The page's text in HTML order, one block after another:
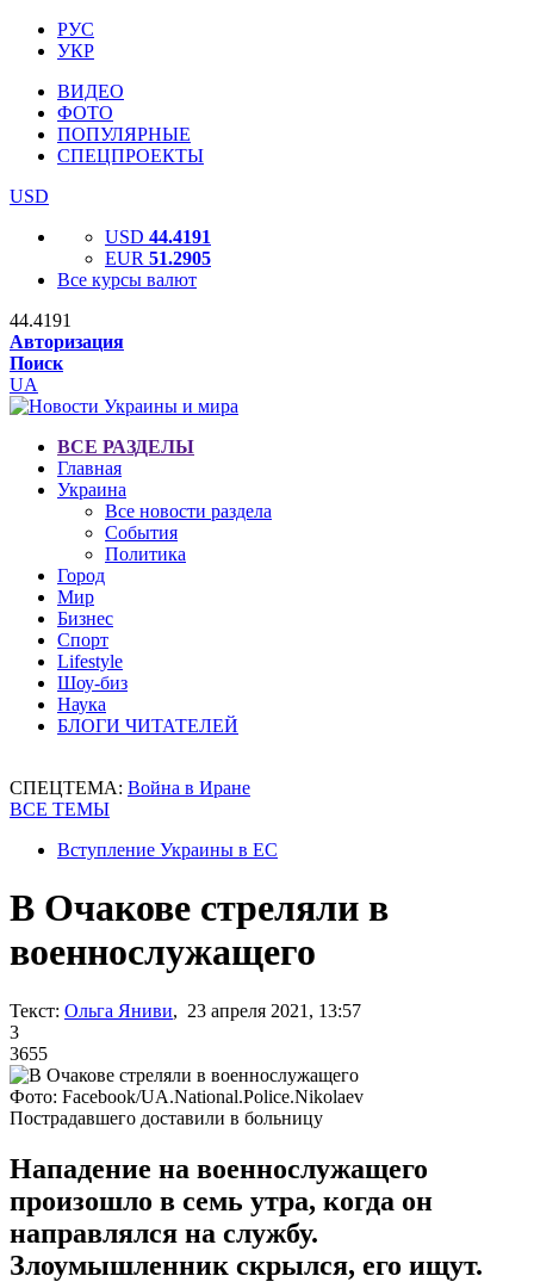
РУС
УКР
ВИДЕО
ФОТО
ПОПУЛЯРНЫЕ
СПЕЦПРОЕКТЫ
USD
USD 44.4191
EUR 51.2905
Все курсы валют
44.4191
Авторизация
Поиск
UA
ВСЕ РАЗДЕЛЫ
Главная
Украина
Все новости раздела
События
Политика
Город
Мир
Бизнес
Спорт
Lifestyle
Шоу-биз
Наука
БЛОГИ ЧИТАТЕЛЕЙ
СПЕЦТЕМА: Война в Иране
ВСЕ ТЕМЫ
Вступление Украины в ЕС
В Очакове стреляли в
военнослужащего
Текст: Ольга Яниви, 23 апреля 2021, 13:57
3
3655
Фото: Facebook/UA.National.Police.Nikolaev
Пострадавшего доставили в больницу
Нападение на военнослужащего
произошло в семь утра, когда он
направлялся на службу.
Злоумышленник скрылся, его ищут.